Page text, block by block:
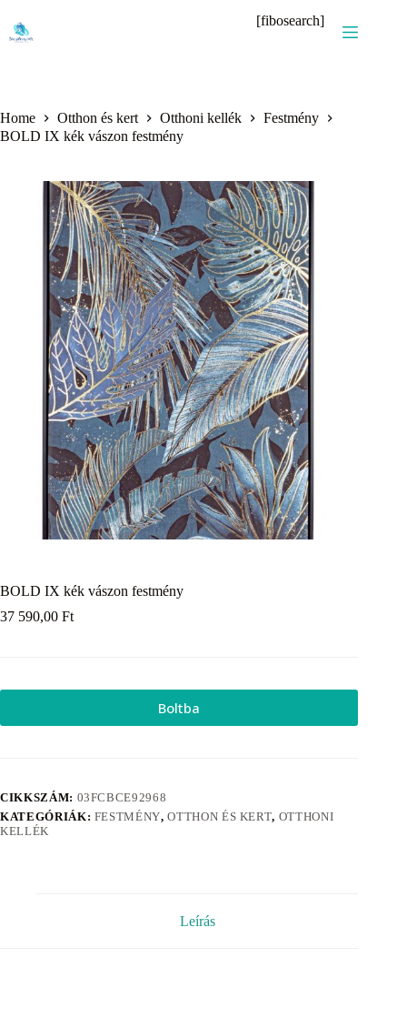
content
[fibosearch]
Home Otthon és kert Otthoni kellék
Festmény
BOLD IX kék vászon festmény
BOLD IX kék vászon festmény
37 590,00 Ft
Boltba
CIKKSZÁM: 03FCBCE92968
KATEGÓRIÁK: FESTMÉNY,OTTHON ÉS KERT, OTTHONI
KELLÉK
Leírás